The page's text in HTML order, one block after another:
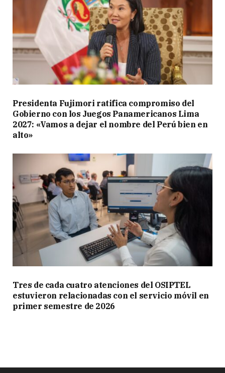
Presidenta Fujimori ratifica compromiso del
Gobierno con los Juegos Panamericanos Lima
2027: «Vamos a dejar el nombre del Perú bien en
alto»
Tres de cada cuatro atenciones del OSIPTEL
estuvieron relacionadas con el servicio móvil en
primer semestre de 2026